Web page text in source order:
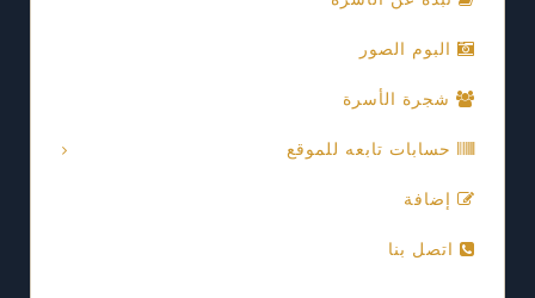
البوم الصور
شجرة الأسرة
حسابات تابعه للموقع
إضافة
اتصل بنا